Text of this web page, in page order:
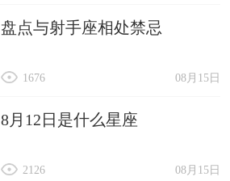
盘点与射手座相处禁忌
08月15日
1676
8月12日是什么星座
08月15日
2126